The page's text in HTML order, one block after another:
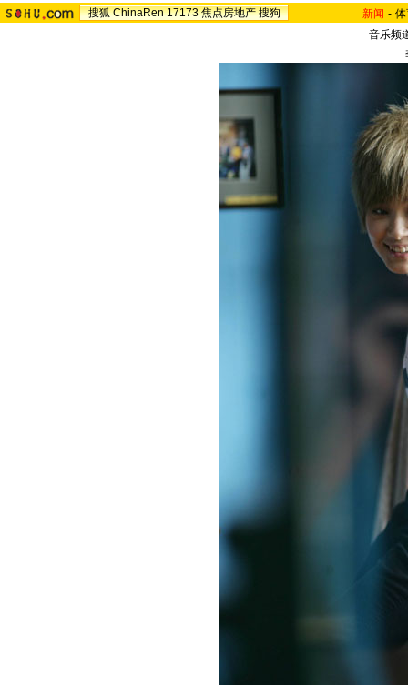
搜狐 ChinaRen 17173 焦点房地产 搜狗 新闻 -
音乐频